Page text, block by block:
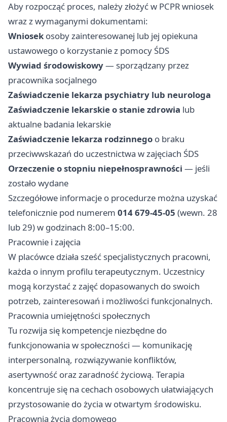
Aby rozpocząć proces, należy złożyć w PCPR wniosek
wraz z wymaganymi dokumentami:
Wniosek osoby zainteresowanej lub jej opiekuna
ustawowego o korzystanie z pomocy ŚDS
Wywiad środowiskowy— sporządzany przez
pracownika socjalnego
Zaświadczenie lekarza psychiatry lub neurologa
Zaświadczenie lekarskie o stanie zdrowia lub
aktualne badania lekarskie
Zaświadczenie lekarza rodzinnego o braku
przeciwwskazań do uczestnictwa w zajęciach ŚDS
Orzeczenie o stopniu niepełnosprawności — jeśli
zostało wydane
Szczegółowe informacje o procedurze można uzyskać
telefonicznie pod numerem 014 679-45-05 (wewn. 28
lub 29) w godzinach 8:00–15:00.
Pracownie i zajęcia
W placówce działa sześć specjalistycznych pracowni,
każda o innym profilu terapeutycznym. Uczestnicy
mogą korzystać z zajęć dopasowanych do swoich
potrzeb, zainteresowań i możliwości funkcjonalnych.
Pracownia umiejętności społecznych
Tu rozwija się kompetencje niezbędne do
funkcjonowania w społeczności — komunikację
interpersonalną, rozwiązywanie konfliktów,
asertywność oraz zaradność życiową. Terapia
koncentruje się na cechach osobowych ułatwiających
przystosowanie do życia w otwartym środowisku.
Pracownia życia domowego